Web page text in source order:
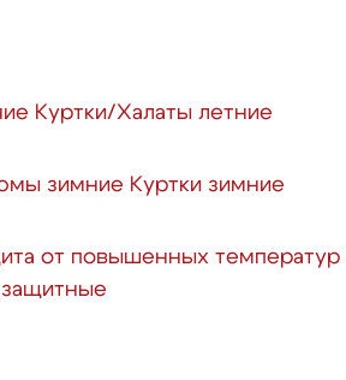
Куртки/Халаты летние
зимние Куртки зимние
от повышенных температур
защитные